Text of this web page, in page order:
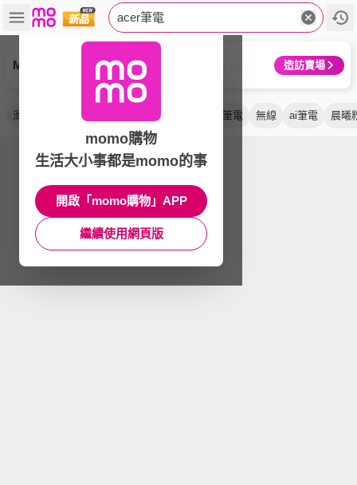
acer筆電
MSI 微星 造訪賣場
滑鼠組 筆電包 包鼠組 ai 筆電 無線 ai筆電 晨曦
momo購物
生活大小事都是momo的事
開啟「momo購物」APP
繼續使用網頁版